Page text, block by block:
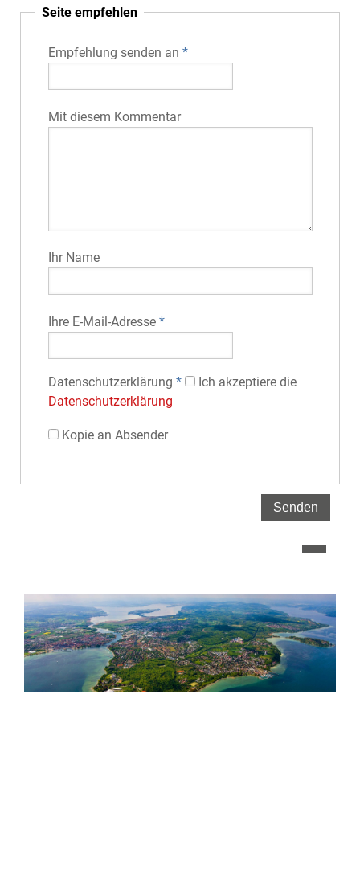
Seite empfehlen
Empfehlung senden an *
Mit diesem Kommentar
Ihr Name
Ihre E-Mail-Adresse*
Datenschutz­erklärung *
Ich akzeptiere die
Datenschutz­erklärung
Kopie an Absender